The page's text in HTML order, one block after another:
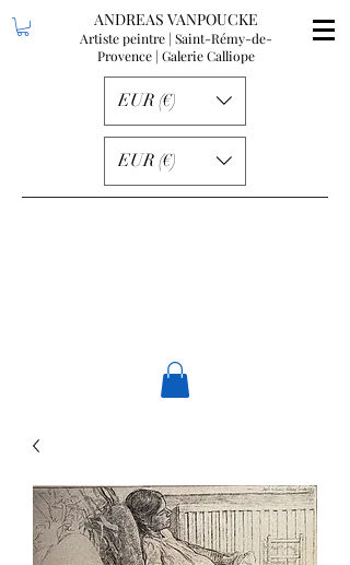
ANDREAS VANPOUCKE
Artiste peintre | Saint-Rémy-de-
Provence | Galerie Calliope
EUR (€)
EUR (€)